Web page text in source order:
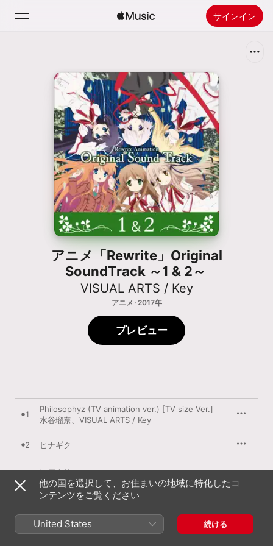
サインイン
ホーム
新着おすすめ
ラジオ
Apple Musicをインストール
アニメ「Rewrite」Original
SoundTrack ～1 & 2～
VISUAL ARTS / Key
アニメ · 2017年
プレビュー
1
Philosophyz (TV animation ver.) [TV size Ver.]
水谷瑠奈
VISUAL ARTS / Key
2 ヒナギク
3 深層森林
ニリンソウ
Raised bed
他の国を選択して、お住まいの地域に特化したコ
ンテンツをご覧ください
United States 続ける